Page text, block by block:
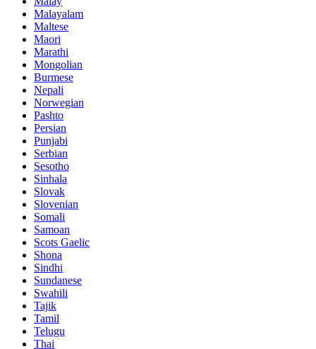
Malayalam
Maltese
Maori
Marathi
Mongolian
Burmese
Nepali
Norwegian
Pashto
Persian
Punjabi
Serbian
Sesotho
Sinhala
Slovak
Slovenian
Somali
Samoan
Scots Gaelic
Shona
Sindhi
Sundanese
Swahili
Tajik
Tamil
Telugu
Thai